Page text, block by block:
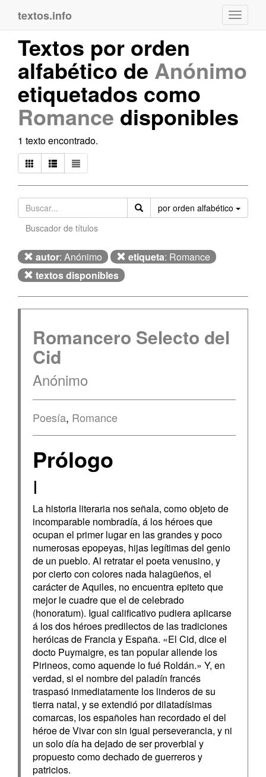
textos.info
Textos por orden
alfabético de Anónimo
etiquetados como
Romance disponibles
1 texto encontrado.
por orden alfabético
Buscador de títulos
autor: Anónimo etiqueta: Romance
textos disponibles
Romancero Selecto del
Cid
Anónimo
Poesía, Romance
Prólogo
I
La historia literaria nos señala, como objeto de
incomparable nombradía, á los héroes que
ocupan el primer lugar en las grandes y poco
numerosas epopeyas, hijas legítimas del genio
de un pueblo. Al retratar el poeta venusino, y
por cierto con colores nada halagüeños, el
carácter de Aquiles, no encuentra epiteto que
mejor le cuadre que el de celebrado
(honoratum). Igual calificativo pudiera aplicarse
á los dos héroes predilectos de las tradiciones
heróicas de Francia y España. «El Cid, dice el
docto Puymaigre, es tan popular allende los
Pirineos, como aquende lo fué Roldán.» Y, en
verdad, si el nombre del paladín francés
traspasó inmediatamente los linderos de su
tierra natal, y se extendió por dilatadísimas
comarcas, los españoles han recordado el del
héroe de Vivar con sin igual perseverancia, y ni
un solo día ha dejado de ser proverbial y
propuesto como dechado de guerreros y
patricios.